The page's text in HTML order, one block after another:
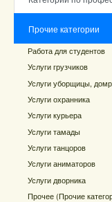
Прочие категории
Работа для студентов
Услуги грузчиков
Услуги уборщицы,
Услуги охранника
Услуги курьера
Услуги тамады
Услуги танцоров
Услуги аниматоров
Услуги дворника
Прочее (Прочие